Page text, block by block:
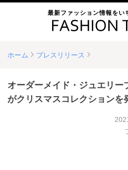
最新ファッション情報をい
ホーム プレスリリース
オーダーメイド・ジュエリー
がクリスマスコレクションを